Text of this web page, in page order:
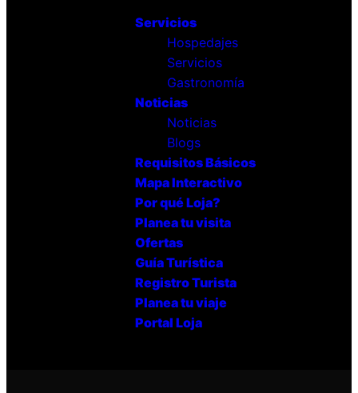
Servicios
Hospedajes
Servicios
Gastronomía
Noticias
Noticias
Blogs
Requisitos Básicos
Mapa Interactivo
Por qué Loja?
Planea tu visita
Ofertas
Guía Turística
Registro Turista
Planea tu viaje
Portal Loja